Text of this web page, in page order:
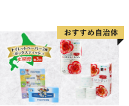
ー 消耗品 備蓄 送料無料 北海
道 倶知安町 日用品